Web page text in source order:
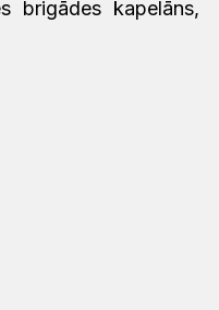
brigādes kapelāns,